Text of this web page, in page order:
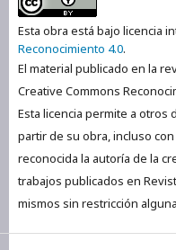
Esta obra está bajo licencia
Reconocimiento 4.0.
El material publicado en la
Creative Commons
Esta licencia permite a otros
partir de su obra, incluso
reconocida la autoría de la
trabajos publicados en
mismos sin restricción